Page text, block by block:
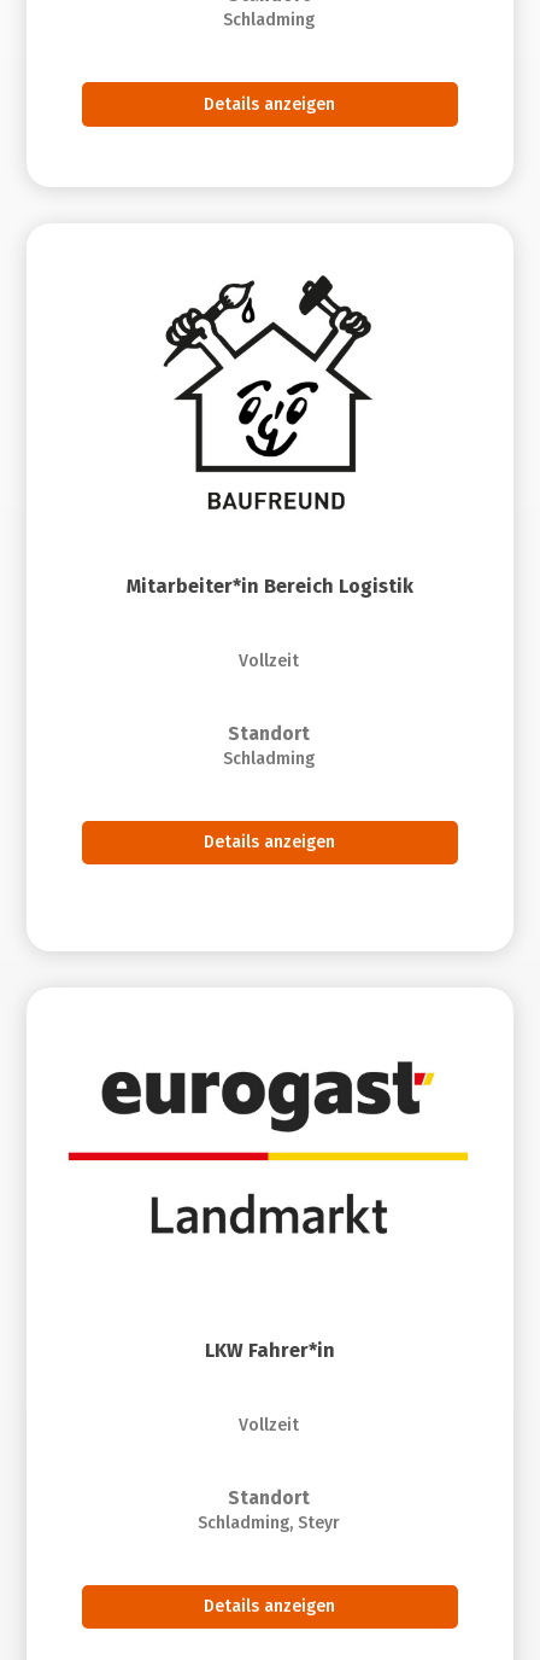
Schladming
Details anzeigen
Mitarbeiter*in Bereich Logistik
Vollzeit
Standort
Schladming
Details anzeigen
LKW Fahrer*in
Vollzeit
Standort
Schladming, Steyr
Details anzeigen